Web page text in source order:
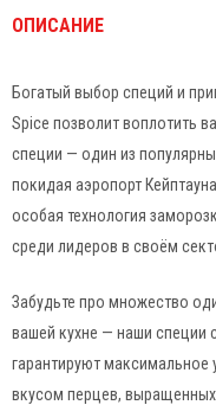
ОПИСАНИЕ
Богатый выбор специй и
Spice позволит воплотить
специи — один из
покидая аэропорт
особая технология
среди лидеров в своём
Забудьте про множество
вашей кухне — наши специи
гарантируют максимальное
вкусом перцев,